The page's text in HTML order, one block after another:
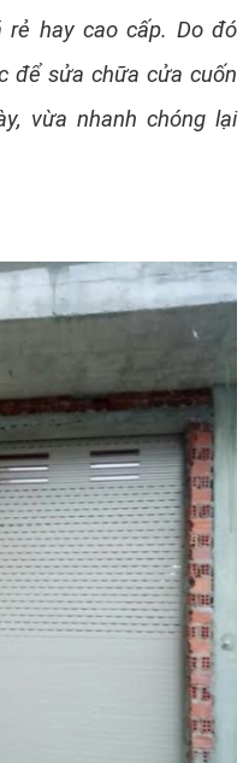
rẻ hay cao cấp. Do đó
để sửa chữa cửa cuốn
vừa nhanh chóng lại